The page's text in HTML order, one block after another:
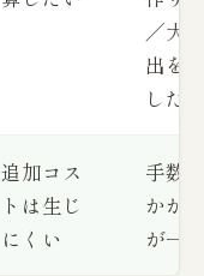
／大
出を
した
追加コス
トは生じ
にくい
手数
かか
が一